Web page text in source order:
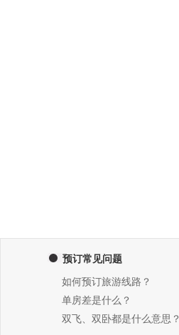
预订常见问题
如何预订旅游线路？
单房差是什么？
双飞、双卧都是什么意思？